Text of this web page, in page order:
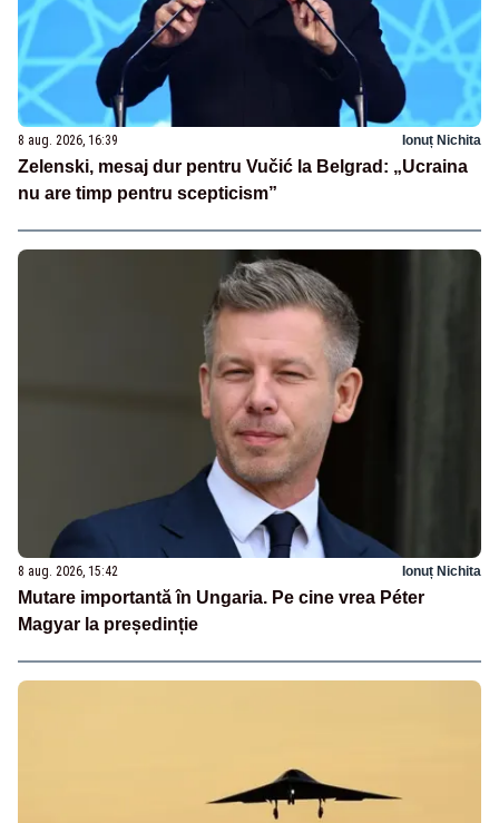
8 aug. 2026, 16:39 Ionuț Nichita
Zelenski, mesaj dur pentru Vučić la Belgrad: „Ucraina
nu are timp pentru scepticism”
8 aug. 2026, 15:42 Ionuț Nichita
Mutare importantă în Ungaria. Pe cine vrea Péter
Magyar la președinție